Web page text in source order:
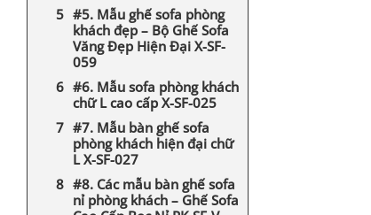
#5. Mẫu ghế sofa phòng
khách đẹp – Bộ Ghế Sofa
Văng Đẹp Hiện Đại X-SF-
059
#6. Mẫu sofa phòng khách
chữ L cao cấp X-SF-025
#7. Mẫu bàn ghế sofa
phòng khách hiện đại chữ
L X-SF-027
#8. Các mẫu bàn ghế sofa
nỉ phòng khách – Ghế Sofa